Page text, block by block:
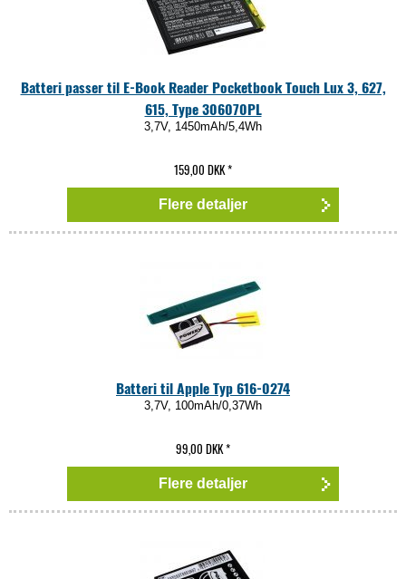
Batteri passer til E-Book Reader Pocketbook Touch Lux 3, 627,
615, Type 306070PL
3,7V, 1450mAh/5,4Wh
159,00 DKK*
Flere detaljer
Batteri til Apple Typ 616-0274
3,7V, 100mAh/0,37Wh
99,00 DKK*
Flere detaljer